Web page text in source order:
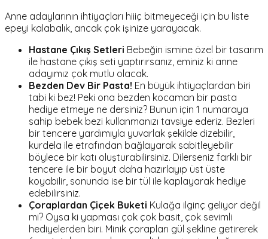
Anne adaylarının ihtiyaçları hiiiç bitmeyeceği için bu liste
epeyi kalabalık, ancak çok işinize yarayacak.
Hastane Çıkış Setleri Bebeğin ismine özel bir tasarım
ile hastane çıkış seti yaptırırsanız, eminiz ki anne
adayımız çok mutlu olacak.
Bezden Dev Bir Pasta! En büyük ihtiyaçlardan biri
tabi ki bez! Peki ona bezden kocaman bir pasta
hediye etmeye ne dersiniz? Bunun için 1 numaraya
sahip bebek bezi kullanmanızı tavsiye ederiz. Bezleri
bir tencere yardımıyla yuvarlak şekilde dizebilir,
kurdela ile etrafından bağlayarak sabitleyebilir
böylece bir katı oluşturabilirsiniz. Dilerseniz farklı bir
tencere ile bir boyut daha hazırlayıp üst üste
koyabilir, sonunda ise bir tül ile kaplayarak hediye
edebilirsiniz.
Çoraplardan Çiçek Buketi Kulağa ilginç geliyor değil
mi? Oysa ki yapması çok çok basit, çok sevimli
hediyelerden biri. Minik çorapları gül şekline getirerek